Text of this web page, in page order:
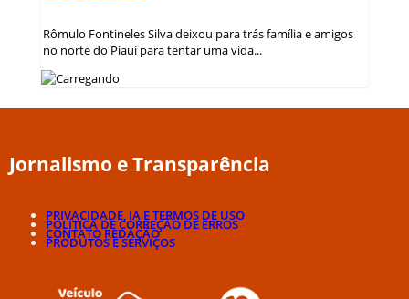
Rômulo Fontineles Silva deixou para trás família e amigos
no norte do Piauí para tentar uma vida...
Jornalismo e Transparência
PRIVACIDADE, IA E TERMOS DE USO
POLÍTICA DE CORREÇÃO DE ERROS
CONTATO REDAÇÃO
PRODUTOS E SERVIÇOS